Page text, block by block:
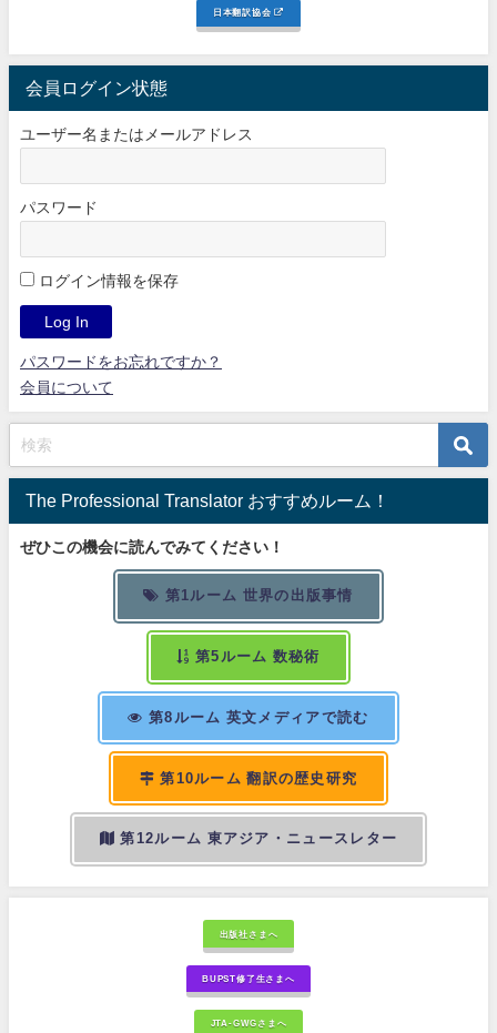
日本翻訳協会
会員ログイン状態
ユーザー名またはメールアドレス
パスワード
ログイン情報を保存
パスワードをお忘れですか？
会員について
The Professional Translator おすすめルーム！
ぜひこの機会に読んでみてください！
第1ルーム 世界の出版事情
第5ルーム 数秘術
第8ルーム 英文メディアで読む
第10ルーム 翻訳の歴史研究
第12ルーム 東アジア・ニュースレター
出版社さまへ
BUPST修了生さまへ
JTA-GWGさまへ